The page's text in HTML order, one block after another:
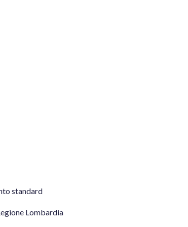
standard
Lombardia